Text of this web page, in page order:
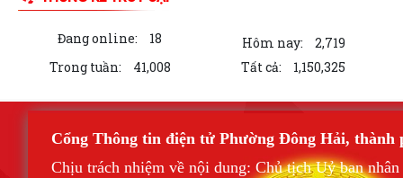
LIÊN KẾT WEB SITE